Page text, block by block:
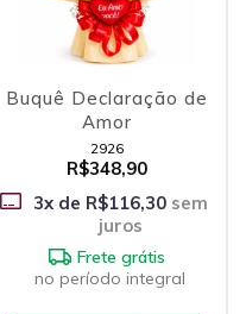
Buquê Declaração de
Amor
2926
R$348,90
3x de R$116,30sem
juros
Frete grátis
no período integral